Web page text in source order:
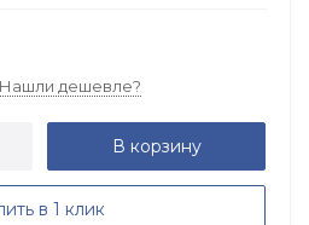
Нашли дешевле?
В корзину
в 1 клик